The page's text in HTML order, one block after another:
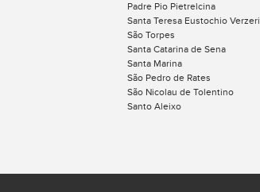
Padre Pio Pietrelcina
Santa Teresa Eustochio Verzeri
São Torpes
Santa Catarina de Sena
Santa Marina
São Pedro de Rates
São Nicolau de Tolentino
Santo Aleixo